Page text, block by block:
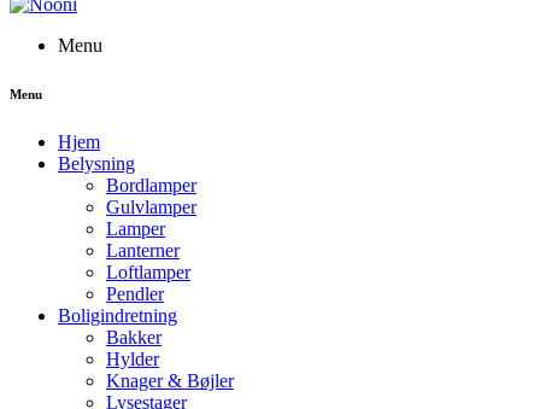
Menu
Menu
Hjem
Belysning
Bordlamper
Gulvlamper
Lamper
Lanterner
Loftlamper
Pendler
Boligindretning
Bakker
Hylder
Knager & Bøjler
Lysestager